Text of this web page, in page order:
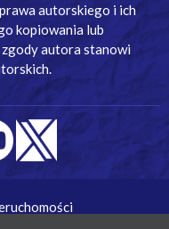
autorskiego i ich
kopiowania lub
zgody autora stanowi